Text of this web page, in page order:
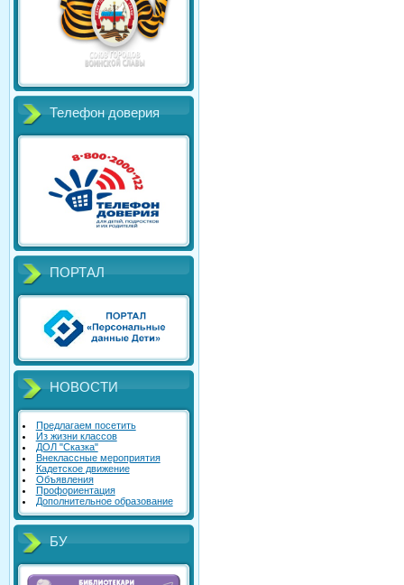
Телефон доверия
ПОРТАЛ
НОВОСТИ
Предлагаем посетить
Из жизни классов
ДОЛ "Сказка"
Внеклассные мероприятия
Кадетское движение
Объявления
Профориентация
Дополнительное образование
БУ